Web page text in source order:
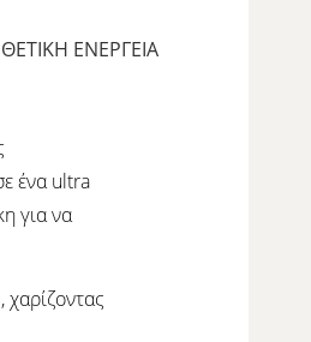
ΕΝΈΡΓΕΙΑ
ένα ultra
για να